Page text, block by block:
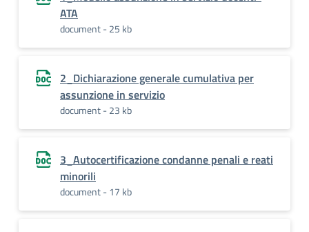
ATA
document - 25 kb
2_Dichiarazione generale cumulativa per
assunzione in servizio
document - 23 kb
3_Autocertificazione condanne penali e reati
minorili
document - 17 kb